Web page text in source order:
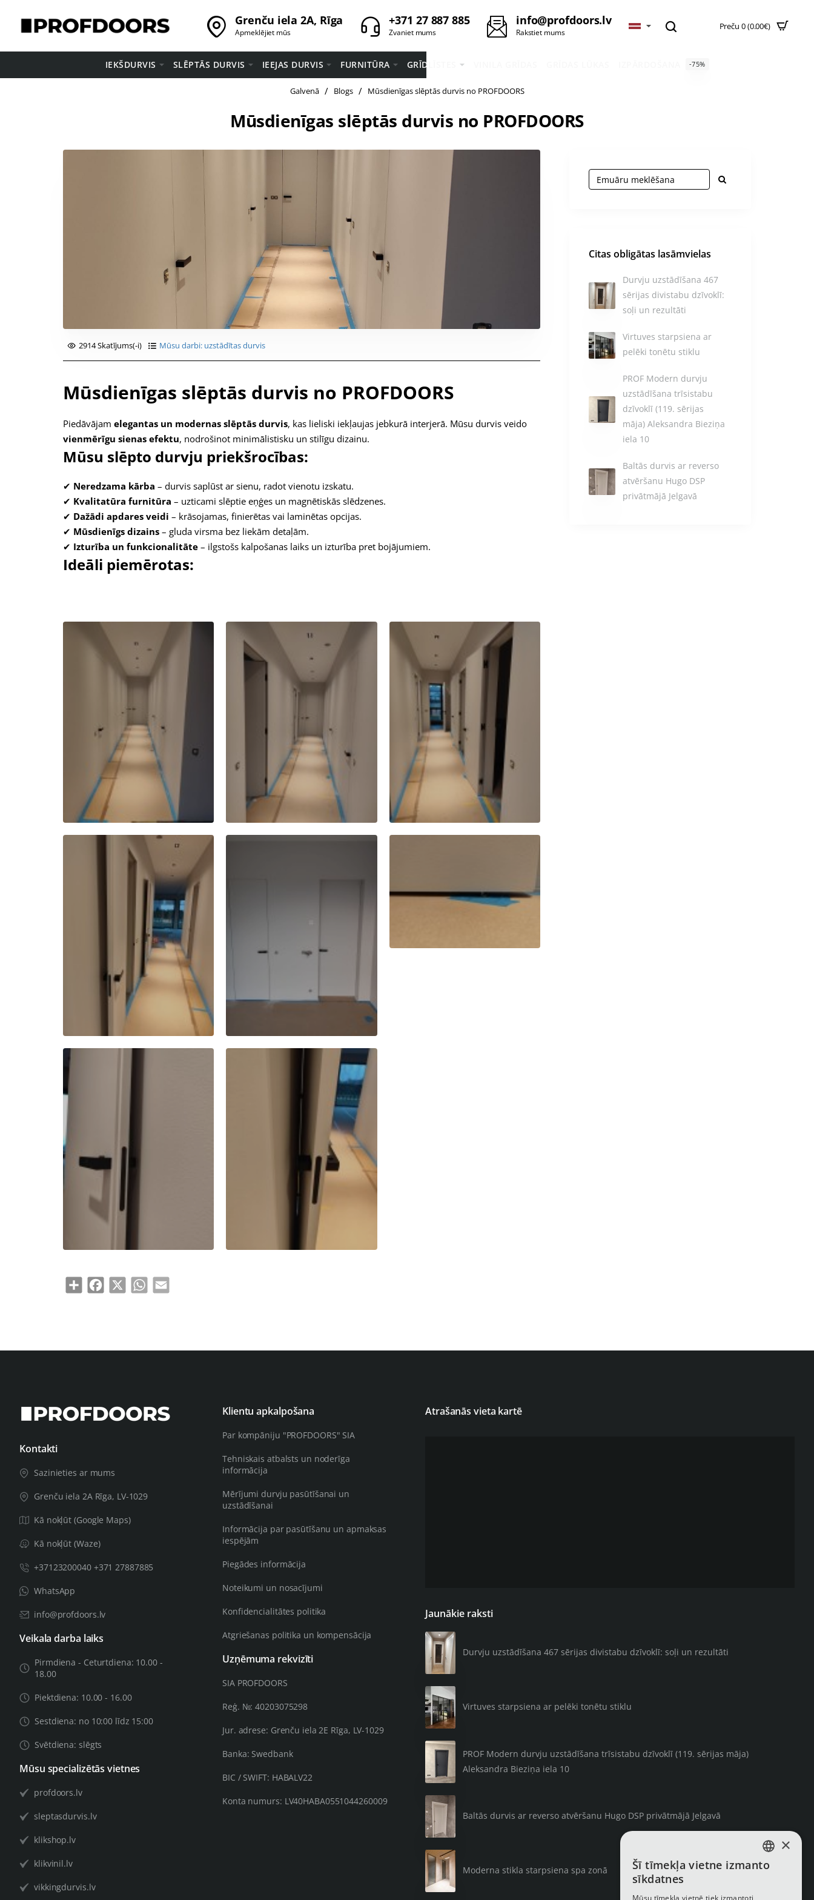
Grenču iela 2A, Rīga
Apmeklējiet mūs
+371 27 887 885
Zvaniet mums
info@profdoors.lv
Rakstiet mums
Preču 0 (0.00€)
IEKŠDURVIS SLĒPTĀS DURVIS IEEJAS DURVIS FURNITŪRA GRĪDLĪSTES -75%
Mūsdienīgas slēptās durvis no PROFDOORS
GalvenāhomeBlogs Mūsdienīgas slēptās durvis no PROFDOORS
2914 Skatījums(-i) Mūsu darbi: uzstādītas durvis
Mūsdienīgas slēptās durvis no PROFDOORS
Piedāvājam elegantas un modernas slēptās durvis, kas lieliski iekļaujas jebkurā interjerā. Mūsu durvis veido
vienmērīgu sienas efektu, nodrošinot minimālistisku un stilīgu dizainu.
Mūsu slēpto durvju priekšrocības:
✔ Neredzama kārba – durvis saplūst ar sienu, radot vienotu izskatu.
✔ Kvalitatūra furnitūra – uzticami slēptie eņģes un magnētiskās slēdzenes.
✔ Dažādi apdares veidi – krāsojamas, finierētas vai laminētas opcijas.
✔ Mūsdienīgs dizains – gluda virsma bez liekām detaļām.
✔ Izturība un funkcionalitāte – ilgstošs kalpošanas laiks un izturība pret bojājumiem.
Ideāli piemērotas:
ShareFacebook
X WhatsApp
Email
Citas obligātas lasāmvielas
Durvju uzstādīšana 467
sērijas divistabu dzīvoklī:
soļi un rezultāti
Virtuves starpsiena ar
pelēki tonētu stiklu
PROF Modern durvju
uzstādīšana trīsistabu
dzīvoklī (119. sērijas
māja) Aleksandra Bieziņa
iela 10
Baltās durvis ar reverso
atvēršanu Hugo DSP
privātmājā Jelgavā
Kontakti
Sazinieties ar mums
Grenču iela 2A Rīga, LV-1029
Kā nokļūt (Google Maps)
Kā nokļūt (Waze)
+37123200040 +371 27887885
WhatsApp
info@profdoors.lv
Veikala darba laiks
Pirmdiena - Ceturtdiena: 10.00 -
18.00
Piektdiena: 10.00 - 16.00
Sestdiena: no 10:00 līdz 15:00
Svētdiena: slēgts
Mūsu specializētās vietnes
profdoors.lv
sleptasdurvis.lv
klikshop.lv
klikvinil.lv
vikkingdurvis.lv
Klientu apkalpošana
Par kompāniju "PROFDOORS" SIA
Tehniskais atbalsts un noderīga
informācija
Mērījumi durvju pasūtīšanai un
uzstādīšanai
Informācija par pasūtīšanu un apmaksas
iespējām
Piegādes informācija
Noteikumi un nosacījumi
Konfidencialitātes politika
Atgriešanas politika un kompensācija
Uzņēmuma rekvizīti
SIA PROFDOORS
Reģ. №: 40203075298
Jur. adrese: Grenču iela 2E Rīga, LV-1029
Banka: Swedbank
BIC / SWIFT: HABALV22
Konta numurs: LV40HABA0551044260009
Atrašanās vieta kartē
Jaunākie raksti
Durvju uzstādīšana 467 sērijas divistabu dzīvoklī: soļi un rezultāti
Virtuves starpsiena ar pelēki tonētu stiklu
PROF Modern durvju uzstādīšana trīsistabu dzīvoklī (119. sērijas māja)
Aleksandra Bieziņa iela 10
Baltās durvis ar reverso atvēršanu Hugo DSP privātmājā Jelgavā
Moderna stikla starpsiena spa zonā LATVIAN
×
Šī tīmekļa vietne izmanto
sīkdatnes
Mūsu tīmekļa vietnē tiek izmantoti